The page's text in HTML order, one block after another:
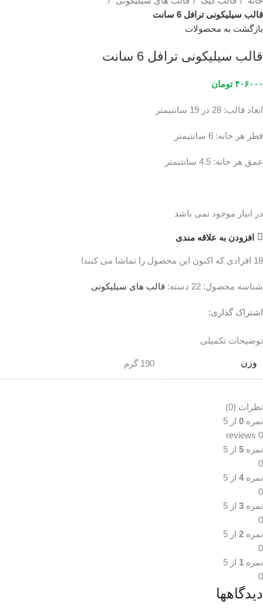
قالب سیلیکونی ترافل 6 سانت
بازگشت به محصولات
قالب سیلیکونی ترافل 6 سانت
۴۰۶۰۰۰ تومان
ابعاد قالب: 28 در 19 سانتیمتر
قطر هر خانه: 6 سانتیمتر
عمق هر خانه: 4.5 سانتیمتر
در انبار موجود نمی باشد
افزودن به علاقه مندی
18 افرادی که اکنون این محصول را تماشا می کنند!
شناسه محصول: 22 دسته: قالب های سیلیکونی
اشتراک گذاری:
توضیحات تکمیلی
وزن 190 گرم
نظرات (0)
نمره 0 از 5
0 reviews
نمره 5 از 5
0
نمره4 از 5
0
نمره 3 از 5
0
نمره 2 از 5
0
نمره 1 از 5
0
دیدگاهها